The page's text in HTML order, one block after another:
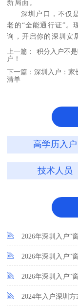
新局面。
深圳户口，不仅
老的“全能通行证”。
询，开启你的深圳安
上一篇：积分入户不
户！
下一篇：深圳入户：家
清单
高学历入户
技术人员
2026年深圳入户“
2026年深圳入户“
2026年深圳入户“
2024年入户深圳